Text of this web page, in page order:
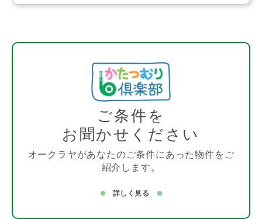
ご条件を
お聞かせください
オークラヤがあなたのご条件にあった物件をご
紹介します。
詳しく見る